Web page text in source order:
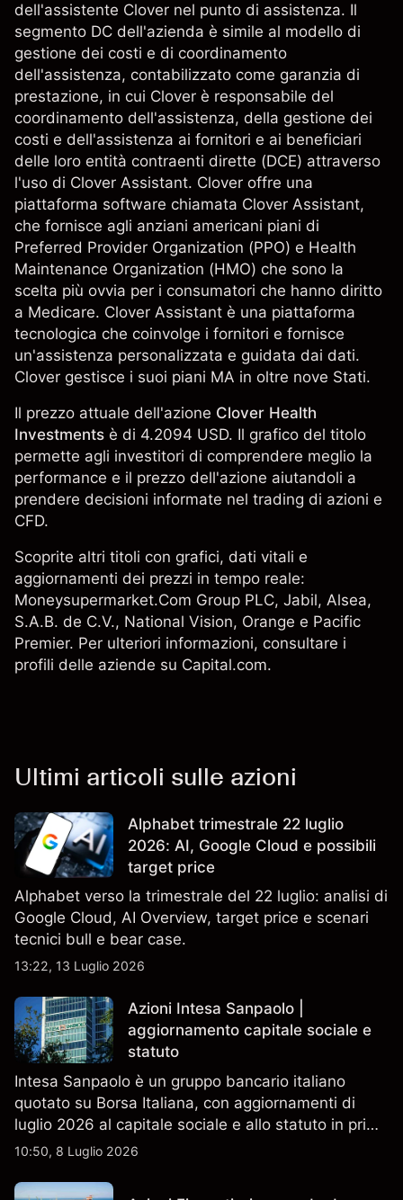
dell'assistente Clover nel punto di assistenza. Il
segmento DC dell'azienda è simile al modello di
gestione dei costi e di coordinamento
dell'assistenza, contabilizzato come garanzia di
prestazione, in cui Clover è responsabile del
coordinamento dell'assistenza, della gestione dei
costi e dell'assistenza ai fornitori e ai beneficiari
delle loro entità contraenti dirette (DCE) attraverso
l'uso di Clover Assistant. Clover offre una
piattaforma software chiamata Clover Assistant,
che fornisce agli anziani americani piani di
Preferred Provider Organization (PPO) e Health
Maintenance Organization (HMO) che sono la
scelta più ovvia per i consumatori che hanno diritto
a Medicare. Clover Assistant è una piattaforma
tecnologica che coinvolge i fornitori e fornisce
un'assistenza personalizzata e guidata dai dati.
Clover gestisce i suoi piani MA in oltre nove Stati.
Il prezzo attuale dell'azione Clover Health
Investments è di 4.2094 USD. Il grafico del titolo
permette agli investitori di comprendere meglio la
performance e il prezzo dell'azione aiutandoli a
prendere decisioni informate nel trading di azioni e
CFD.
Scoprite altri titoli con grafici, dati vitali e
aggiornamenti dei prezzi in tempo reale:
Moneysupermarket.Com Group PLC, Jabil, Alsea,
S.A.B. de C.V., National Vision, Orange e Pacific
Premier. Per ulteriori informazioni, consultare i
profili delle aziende su Capital.com.
Ultimi articoli sulle azioni
Alphabet trimestrale 22 luglio
2026: AI, Google Cloud e possibili
target price
Alphabet verso la trimestrale del 22 luglio: analisi di
Google Cloud, AI Overview, target price e scenari
tecnici bull e bear case.
13:22, 13 Luglio 2026
Azioni Intesa Sanpaolo |
aggiornamento capitale sociale e
statuto
Intesa Sanpaolo è un gruppo bancario italiano
quotato su Borsa Italiana, con aggiornamenti di
luglio 2026 al capitale sociale e allo statuto in primo
piano. Esplora i target price ISP di terze parti e
un indicatore affidabile dei risultati futuri.
10:50, 8 Luglio 2026